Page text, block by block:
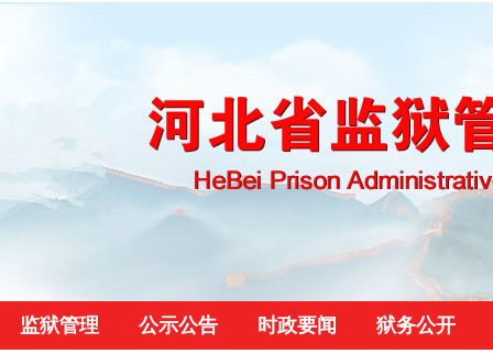
监狱管理 公示公告 时政要闻 狱务公开